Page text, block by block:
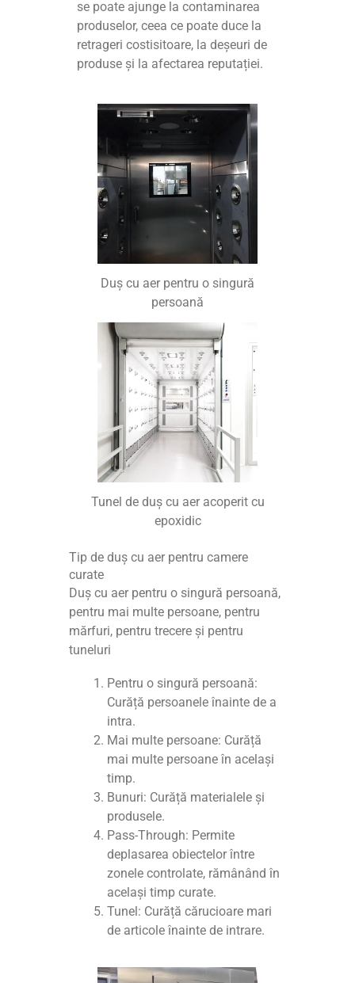
se poate ajunge la contaminarea
produselor, ceea ce poate duce la
retrageri costisitoare, la deșeuri de
produse și la afectarea reputației.
Duș cu aer pentru o singură
persoană
Tunel de duș cu aer acoperit cu
epoxidic
Tip de duș cu aer pentru camere
curate
Duș cu aer pentru o singură persoană,
pentru mai multe persoane, pentru
mărfuri, pentru trecere și pentru
tuneluri
Pentru o singură persoană:
Curăță persoanele înainte de a
intra.
Mai multe persoane: Curăță
mai multe persoane în același
timp.
Bunuri: Curăță materialele și
produsele.
Pass-Through: Permite
deplasarea obiectelor între
zonele controlate, rămânând în
același timp curate.
Tunel: Curăță cărucioare mari
de articole înainte de intrare.